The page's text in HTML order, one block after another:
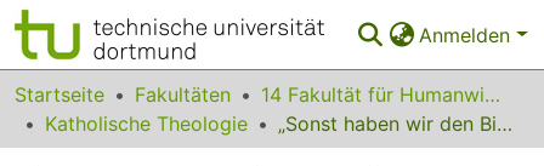
Anmelden
Bereiche & Sammlungen
Das gesamte Repositorium
Startseite Fakultäten
14 Fakultät für Humanwissenschaften und Theologie
Katholische Theologie
„Sonst haben wir den Bibeltext immer nur gelesen, jetzt haben wir ihn gefühlt“ - eine qualitativ-empirische Studie zum Einsatz bibliodramatischer Elemente im inklusiven Religionsunterricht der Sekundarstufe I